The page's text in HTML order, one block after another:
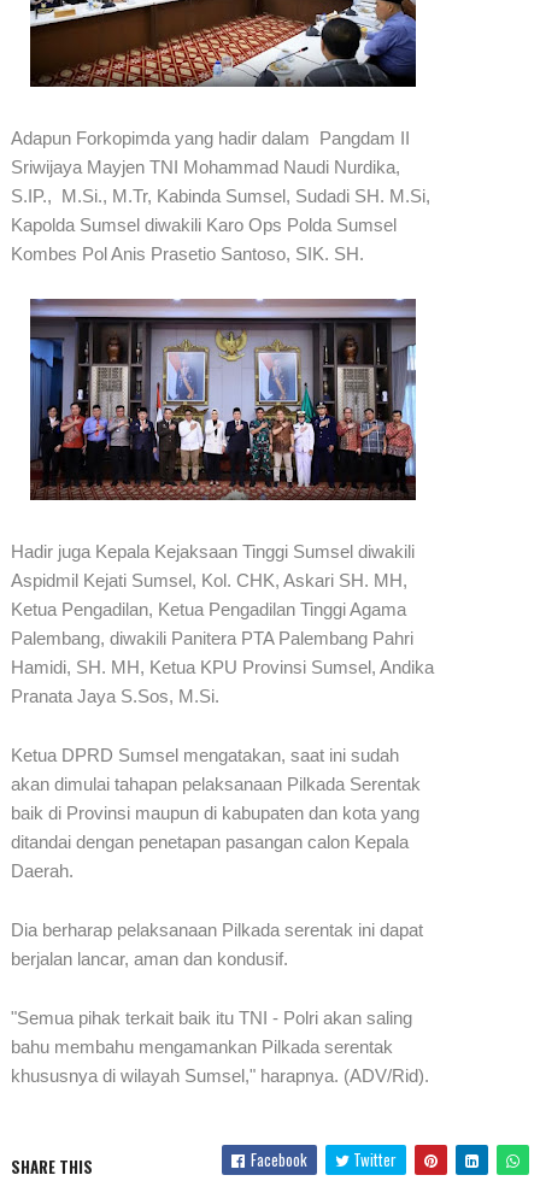
Adapun Forkopimda yang hadir dalam Pangdam II
Sriwijaya Mayjen TNI Mohammad Naudi Nurdika,
S.IP., M.Si., M.Tr, Kabinda Sumsel, Sudadi SH. M.Si,
Kapolda Sumsel diwakili Karo Ops Polda Sumsel
Kombes Pol Anis Prasetio Santoso, SIK. SH.
Hadir juga Kepala Kejaksaan Tinggi Sumsel diwakili
Aspidmil Kejati Sumsel, Kol. CHK, Askari SH. MH,
Ketua Pengadilan, Ketua Pengadilan Tinggi Agama
Palembang, diwakili Panitera PTA Palembang Pahri
Hamidi, SH. MH, Ketua KPU Provinsi Sumsel, Andika
Pranata Jaya S.Sos, M.Si.
Ketua DPRD Sumsel mengatakan, saat ini sudah
akan dimulai tahapan pelaksanaan Pilkada Serentak
baik di Provinsi maupun di kabupaten dan kota yang
ditandai dengan penetapan pasangan calon Kepala
Daerah.
Dia berharap pelaksanaan Pilkada serentak ini dapat
berjalan lancar, aman dan kondusif.
"Semua pihak terkait baik itu TNI - Polri akan saling
bahu membahu mengamankan Pilkada serentak
khususnya di wilayah Sumsel," harapnya. (ADV/Rid).
SHARE THIS Facebook Twitter